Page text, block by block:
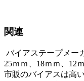
関連
バイアステープメー
25ｍｍ、18ｍｍ、12
市販のバイアスは高